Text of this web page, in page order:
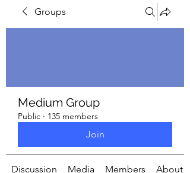
Groups
Medium Group
Public · 135 members
Join
Discussion Media Members About